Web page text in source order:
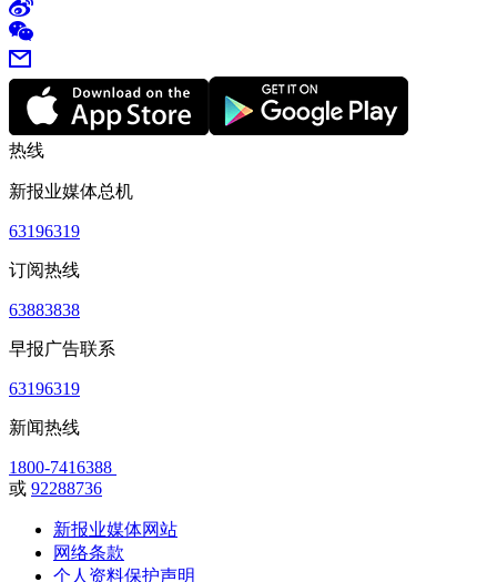
热线
新报业媒体总机
63196319
订阅热线
63883838
早报广告联系
63196319
新闻热线
1800-7416388
或 92288736
新报业媒体网站
网络条款
个人资料保护声明